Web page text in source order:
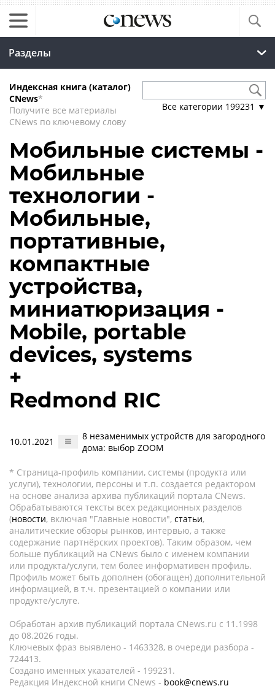
Разделы
Индексная книга (каталог)
CNews*
Получите все материалы
CNews по ключевому слову
Все категории 199231 ▼
Мобильные системы -
Мобильные
технологии -
Мобильные,
портативные,
компактные
устройства,
миниатюризация -
Mobile, portable
devices, systems
+
Redmond RIC
10.01.2021
8 незаменимых устройств для загородного
дома: выбор ZOOM
* Страница-профиль компании, системы (продукта или
услуги), технологии, персоны и т.п. создается редактором
на основе анализа архива публикаций портала CNews.
Обрабатываются тексты всех редакционных разделов
(новости, включая "Главные новости", статьи,
аналитические обзоры рынков, интервью, а также
содержание партнёрских проектов). Таким образом, чем
больше публикаций на CNews было с именем компании
или продукта/услуги, тем более информативен профиль.
Профиль может быть дополнен (обогащен) дополнительной
информацией, в т.ч. презентацией о компании или
продукте/услуге.
Обработан архив публикаций портала CNews.ru c 11.1998
до 08.2026 годы.
Ключевых фраз выявлено - 1463328, в очереди разбора -
724413.
Создано именных указателей - 199231.
Редакция Индексной книги CNews - book@cnews.ru